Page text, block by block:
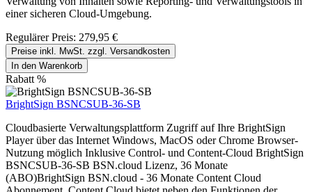
einer sicheren Cloud-Umgebung.
Regulärer Preis: 279,95 €
Preise inkl. MwSt. zzgl. Versandkosten
In den Warenkorb
Rabatt %
BrightSign BSNCSUB-36-SB
Cloudbasierte Verwaltungsplattform Zugriff auf Ihre BrightSign
Player über das Internet Windows, MacOS oder Chrome Browser-
Nutzung möglich Inklusive Control- und Content-Cloud BrightSign
BSNCSUB-36-SB BSN.cloud Lizenz, 36 Monate
(ABO)BrightSign BSN.cloud - 36 Monate Content Cloud